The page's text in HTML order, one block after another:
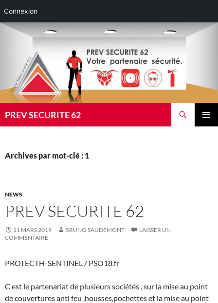
Connexion
Aller
PREV SECURITE 62
Archives par mot-clé : 1
NEWS
PREV SECURITE 62
11 MARS 2019 BRUNO SAUDEMONT
LAISSER UN
COMMENTAIRE
PROTECTH-SENTINEL / PSO18.fr
C est le partenariat de plusieurs sociétés , sur la mise au point
de couvertures anti feu ,housses,pochettes et la mise au point